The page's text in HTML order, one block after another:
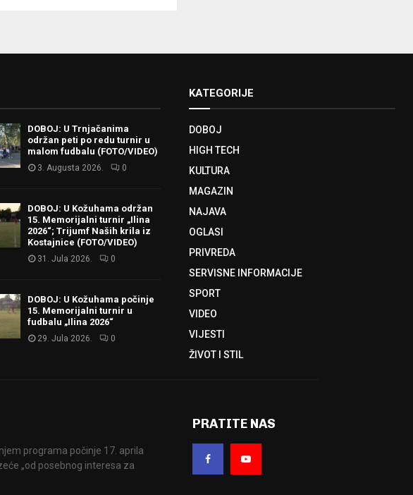
DOBOJ: U Trnjačanima
održan peti po redu turnir u
malom fudbalu (FOTO/VIDEO)
3. Augusta 2026. 0
DOBOJ: U Kožuhama održan
15. Memorijalni turnir „Ilina
2026“; Trijumf Naših krila iz
Kostajnice (FOTO/VIDEO)
31. Jula 2026. 0
DOBOJ: U Kožuhama počinje
15. Memorijalni turnir u
fudbalu „Ilina 2026“
29. Jula 2026. 0
KATEGORIJE
DOBOJ
HIGH TECH
KULTURA
MAGAZIN
NAJAVA
OGLASI
PRIVREDA
SERVISNE INFORMACIJE
SPORT
VIDEO
VIJESTI
ŽIVOT I STIL
programa počinje 17. aprila
„od posebnog interesa za
PRATITE NAS